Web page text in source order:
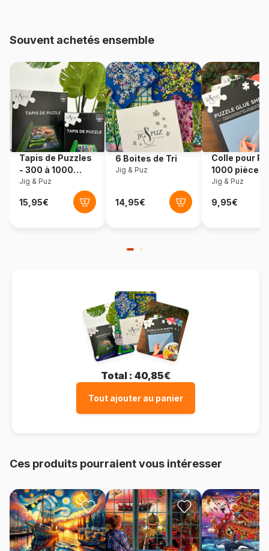
Provenance Turquie
Art-Puzzle-5812
EAN 8682450148123
Nombre de pièces 100 pièces
Dimensions 34 x 24 cm
Souvent achetés ensemble
Tapis de Puzzles
- 300 à 1000
pièces
Jig & Puz
6 Boites de Tri
Jig & Puz
Colle pour
1000 pièces
Jig & Puz
Total : 40,85€
Tout ajouter au panier
Ces produits pourraient vous intéresser